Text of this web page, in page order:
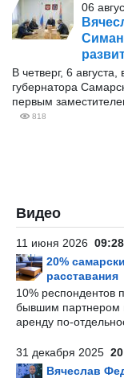
06
В четверг, 6
губернатора
первым
818
Видео
11 июня 2026 09:28
20%
расставания
10% респондентов
бывшим партнером
аренду по-
31 декабря 2025
Вячеслав